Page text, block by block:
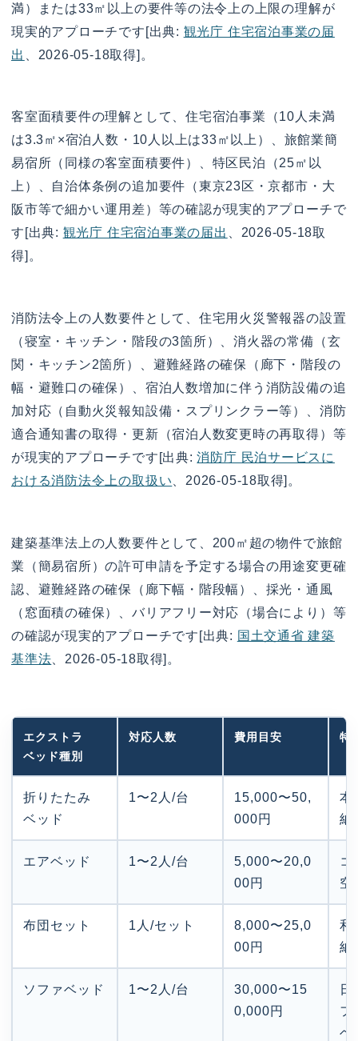
満）または33㎡以上の要件等の法令上の上限の理解が
現実的アプローチです[出典: 観光庁 住宅宿泊事業の届
出
、2026-05-18取得]。
客室面積要件の理解として、住宅宿泊事業（10人未満
は3.3㎡×宿泊人数・10人以上は33㎡以上）、旅館業簡
易宿所（同様の客室面積要件）、特区民泊（25㎡以
上）、自治体条例の追加要件（東京23区・京都市・大
阪市等で細かい運用差）等の確認が現実的アプローチで
す[出典: 観光庁 住宅宿泊事業の届出 、2026-05-18取
得]。
消防法令上の人数要件として、住宅用火災警報器の設置
（寝室・キッチン・階段の3箇所）、消火器の常備（玄
関・キッチン2箇所）、避難経路の確保（廊下・階段の
幅・避難口の確保）、宿泊人数増加に伴う消防設備の追
加対応（自動火災報知設備・スプリンクラー等）、消防
適合通知書の取得・更新（宿泊人数変更時の再取得）等
が現実的アプローチです[出典:消防庁 民泊サービスに
おける消防法令上の取扱い 、2026-05-18取得]。
建築基準法上の人数要件として、200㎡超の物件で旅館
業（簡易宿所）の許可申請を予定する場合の用途変更確
認、避難経路の確保（廊下幅・階段幅）、採光・通風
（窓面積の確保）、バリアフリー対応（場合により）等
の確認が現実的アプローチです[出典: 国土交通省 建築
基準法 、2026-05-18取得]。
エクストラ
ベッド種別
対応人数 費用目安 特
折りたたみ
ベッド
1〜2人/台
15,000〜50,
000円
本
納
エアベッド 1〜2人/台
5,000〜20,0
00円
コ
空
布団セット 1人/セット
8,000〜25,0
00円
和
納
ソファベッド 1〜2人/台
30,000〜15
0,000円
日
フ
ベ